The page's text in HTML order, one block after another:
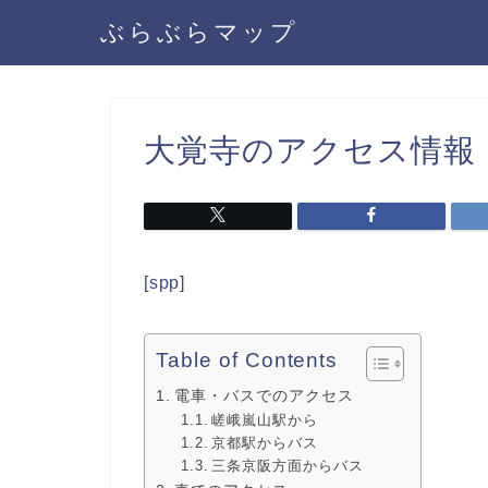
ぶらぶらマップ
大覚寺のアクセス情報
[spp]
Table of Contents
電車・バスでのアクセス
嵯峨嵐山駅から
京都駅からバス
三条京阪方面からバス